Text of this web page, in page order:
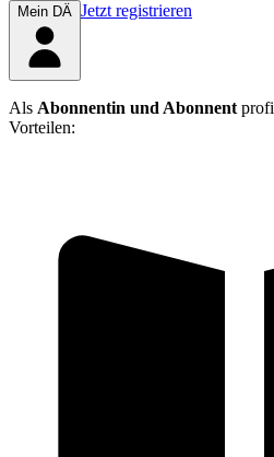
Mein DÄ Jetzt registrieren
Als Abonnentin und Abonnent
Vorteilen: